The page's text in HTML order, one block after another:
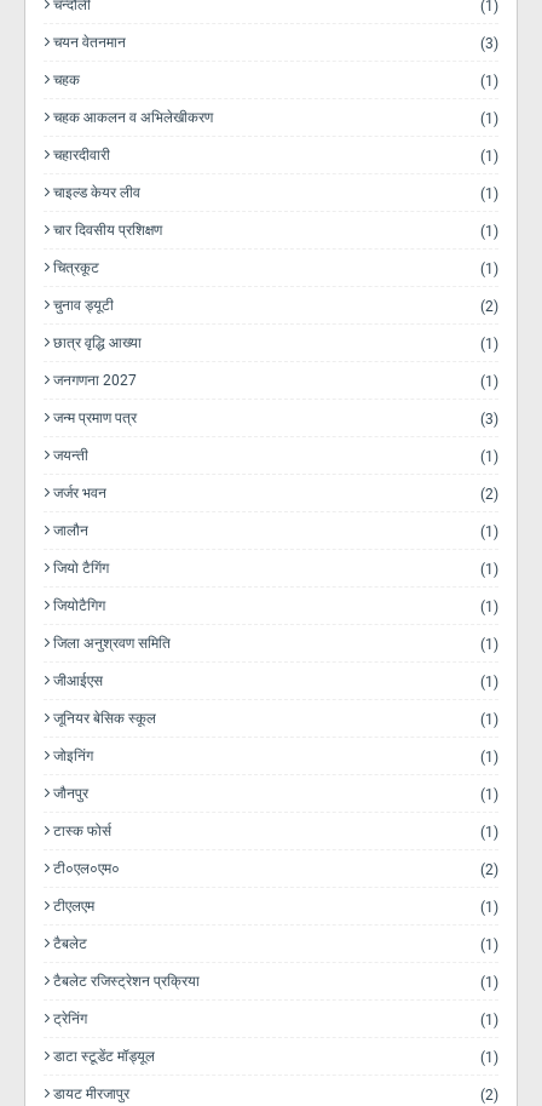
चन्दौली (1)
चयन वेतनमान (3)
चहक (1)
चहक आकलन व अभिलेखीकरण (1)
चहारदीवारी (1)
चाइल्ड केयर लीव (1)
चार दिवसीय प्रशिक्षण (1)
चित्रकूट (1)
चुनाव ड्यूटी (2)
छात्र वृद्धि आख्या (1)
जनगणना 2027 (1)
जन्म प्रमाण पत्र (3)
जयन्ती (1)
जर्जर भवन (2)
जालौन (1)
जियो टैगिंग (1)
जियोटैगिग (1)
जिला अनुश्रवण समिति (1)
जीआईएस (1)
जूनियर बेसिक स्कूल (1)
जोइनिंग (1)
जौनपुर (1)
टास्क फोर्स (1)
टी०एल०एम० (2)
टीएलएम (1)
टैबलेट (1)
टैबलेट रजिस्ट्रेशन प्रक्रिया (1)
ट्रेनिंग (1)
डाटा स्टूडेंट मॉड्यूल (1)
डायट मीरजापुर (2)